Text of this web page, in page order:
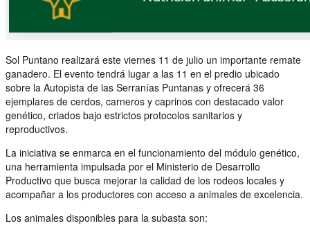
Sol Puntano realizará este viernes 11 de julio un importante remate
ganadero. El evento tendrá lugar a las 11 en el predio ubicado
sobre la Autopista de las Serranías Puntanas y ofrecerá 36
ejemplares de cerdos, carneros y caprinos con destacado valor
genético, criados bajo estrictos protocolos sanitarios y
reproductivos.
La iniciativa se enmarca en el funcionamiento del módulo genético,
una herramienta impulsada por el Ministerio de Desarrollo
Productivo que busca mejorar la calidad de los rodeos locales y
acompañar a los productores con acceso a animales de excelencia.
Los animales disponibles para la subasta son: